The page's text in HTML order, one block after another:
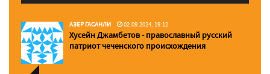
АЗЕР ГАСАНЛИ 02.09.2024, 19:12
Хусейн Джамбетов - православный русский
патриот чеченского происхождения